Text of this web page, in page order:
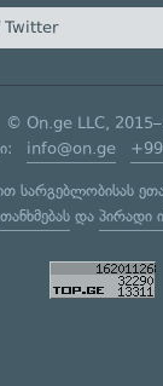
Twitter
© On.ge LLC,
info@on.ge
სარგებლობისას
და პირადი